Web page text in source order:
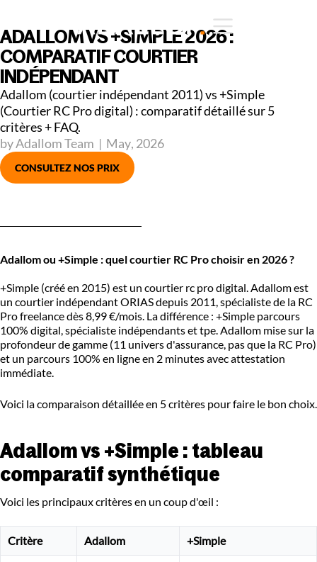
ADALLOM VS +SIMPLE 2026 :
COMPARATIF COURTIER
INDÉPENDANT
Adallom (courtier indépendant 2011) vs +Simple
(Courtier RC Pro digital) : comparatif détaillé sur 5
critères + FAQ.
by Adallom Team | May, 2026
CONSULTEZ NOS PRIX
Adallom ou +Simple : quel courtier RC Pro choisir en 2026 ?
+Simple (créé en 2015) est un courtier rc pro digital. Adallom est
un courtier indépendant ORIAS depuis 2011, spécialiste de la RC
Pro freelance dès 8,99 €/mois. La différence : +Simple parcours
100% digital, spécialiste indépendants et tpe. Adallom mise sur la
profondeur de gamme (11 univers d'assurance, pas que la RC Pro)
et un parcours 100% en ligne en 2 minutes avec attestation
immédiate.
Voici la comparaison détaillée en 5 critères pour faire le bon choix.
Adallom vs +Simple : tableau
comparatif synthétique
Voici les principaux critères en un coup d'œil :
Critère Adallom +Simple